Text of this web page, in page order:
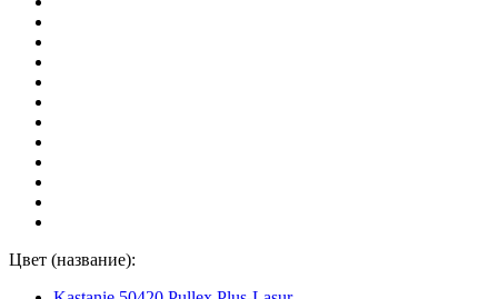
Цвет (название):